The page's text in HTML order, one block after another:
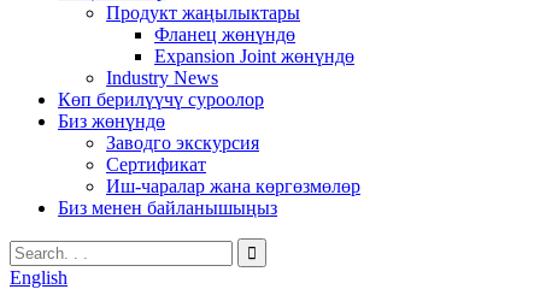
Продукт жаңылыктары
Фланец жөнүндө
Expansion Joint жөнүндө
Industry News
Көп берилүүчү суроолор
Биз жөнүндө
Заводго экскурсия
Сертификат
Иш-чаралар жана көргөзмөлөр
Биз менен байланышыңыз
English